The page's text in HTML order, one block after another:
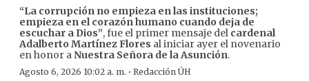
“La corrupción no empieza en las instituciones;
empieza en el corazón humano cuando deja de
escuchar a Dios”, fue el primer mensaje del cardenal
Adalberto Martínez Flores al iniciar ayer el novenario
en honor a Nuestra Señora de la Asunción.
Agosto 6, 2026 10:02 a. m. · Redacción ÚH